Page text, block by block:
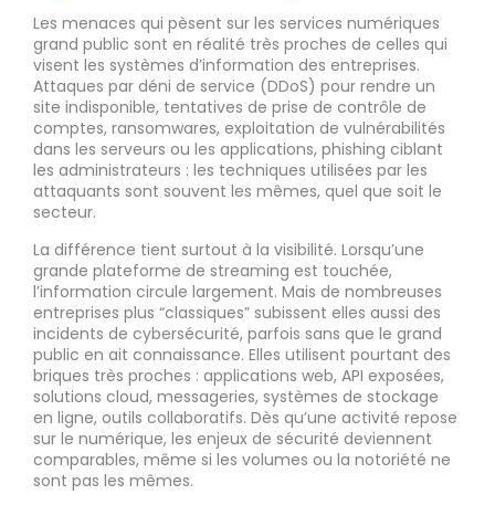
Les menaces qui pèsent sur les services numériques
grand public sont en réalité très proches de celles qui
visent les systèmes d’information des entreprises.
Attaques par déni de service (DDoS) pour rendre un
site indisponible, tentatives de prise de contrôle de
comptes, ransomwares, exploitation de vulnérabilités
dans les serveurs ou les applications, phishing ciblant
les administrateurs : les techniques utilisées par les
attaquants sont souvent les mêmes, quel que soit le
secteur.
La différence tient surtout à la visibilité. Lorsqu’une
grande plateforme de streaming est touchée,
l’information circule largement. Mais de nombreuses
entreprises plus “classiques” subissent elles aussi des
incidents de cybersécurité, parfois sans que le grand
public en ait connaissance. Elles utilisent pourtant des
briques très proches : applications web, API exposées,
solutions cloud, messageries, systèmes de stockage
en ligne, outils collaboratifs. Dès qu’une activité repose
sur le numérique, les enjeux de sécurité deviennent
comparables, même si les volumes ou la notoriété ne
sont pas les mêmes.